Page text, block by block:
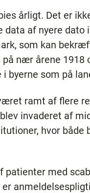
årligt. Det er
af nyere dato
som kan
nær årene 1918
byerne som på
ramt af flere
invaderet af
hvor både
med